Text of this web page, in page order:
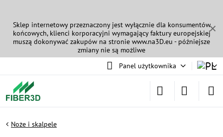
✕
Sklep internetowy przeznaczony jest wyłącznie dla konsumentów
końcowych, klienci korporacyjni wymagający faktury europejskiej
muszą dokonywać zakupów na stronie www.na3D.eu - późniejsze
zmiany nie są możliwe
Panel użytkownika
Noże i skalpele